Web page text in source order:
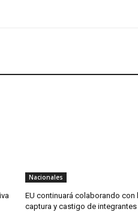
Nacionales
EU continuará colaborando con
captura y castigo de integrantes